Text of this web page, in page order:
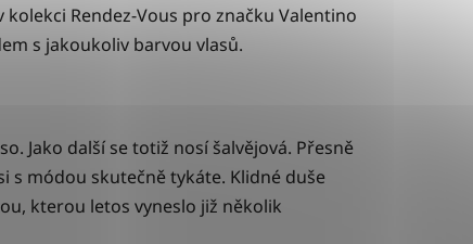
Rendez-Vous pro značku Valentino
s jakoukoliv barvou vlasů.
Jako další se totiž nosí šalvějová. Přesně
s módou skutečně tykáte. Klidné duše
kterou letos vyneslo již několik